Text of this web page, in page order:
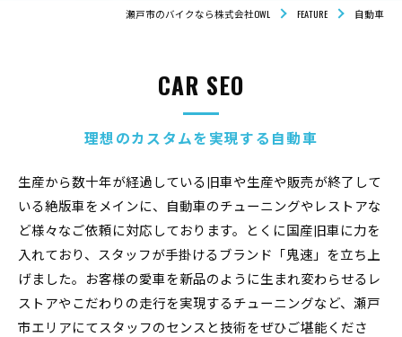
瀬戸市のバイクなら株式会社OWL FEATURE 自動車
理想のカスタムを実現する自動車
CAR SEO
生産から数十年が経過している旧車や生産や販売が終了して
いる絶版車をメインに、自動車のチューニングやレストアな
ど様々なご依頼に対応しております。とくに国産旧車に力を
入れており、スタッフが手掛けるブランド「鬼速」を立ち上
げました。お客様の愛車を新品のように生まれ変わらせるレ
ストアやこだわりの走行を実現するチューニングなど、瀬戸
市エリアにてスタッフのセンスと技術をぜひご堪能くださ